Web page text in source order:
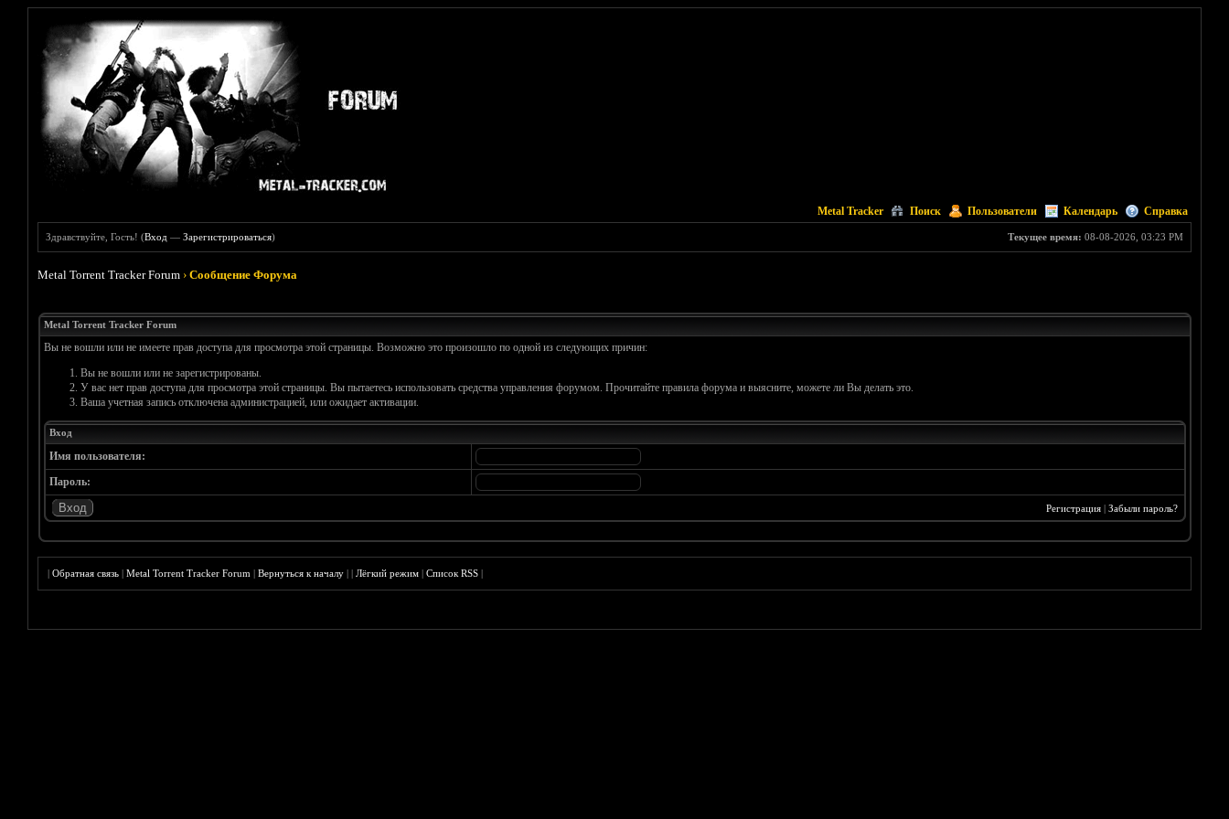
Metal Tracker Поиск Пользователи Календарь Справка
Текущее время: 08-08-2026, 03:23 PM
Здравствуйте, Гость! (Вход —Зарегистрироваться)
Metal Torrent Tracker Forum ›Сообщение Форума
Metal Torrent Tracker Forum
Вы не вошли или не имеете прав доступа для просмотра этой страницы. Возможно это произошло по одной из следующих причин:
Вы не вошли или не зарегистрированы.
У вас нет прав доступа для просмотра этой страницы. Вы пытаетесь использовать средства управления форумом. Прочитайте правила форума и выясните, можете ли Вы делать это.
Ваша учетная запись отключена администрацией, или ожидает активации.
Вход
Имя пользователя:
Пароль:
Регистрация| Забыли пароль?
|Обратная связь |Metal Torrent Tracker Forum |Вернуться к началу ||Лёгкий режим |Список RSS |